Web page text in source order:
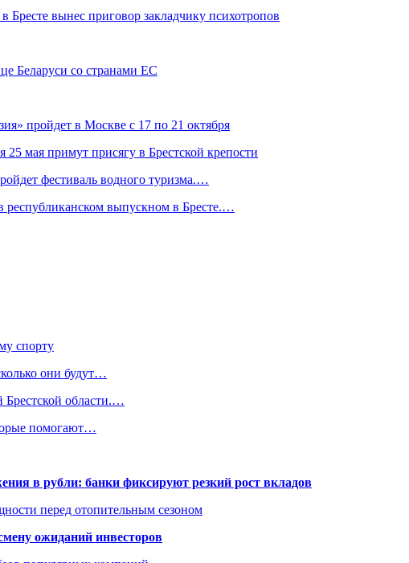
Бресте вынес приговор закладчику психотропов
Беларуси со странами ЕС
пройдет в Москве с 17 по 21 октября
мая примут присягу в Брестской крепости
фестиваль водного туризма.…
республиканском выпускном в Бресте.…
спорту
они будут…
области.…
помогают…
в рубли: банки фиксируют резкий рост вкладов
перед отопительным сезоном
ожиданий инвесторов